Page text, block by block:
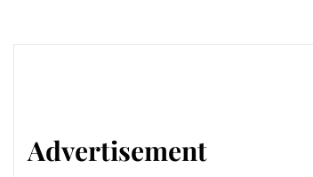
Advertisement